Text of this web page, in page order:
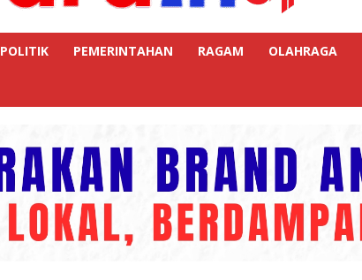
POLITIK PEMERINTAHAN RAGAM OLAHRAGA